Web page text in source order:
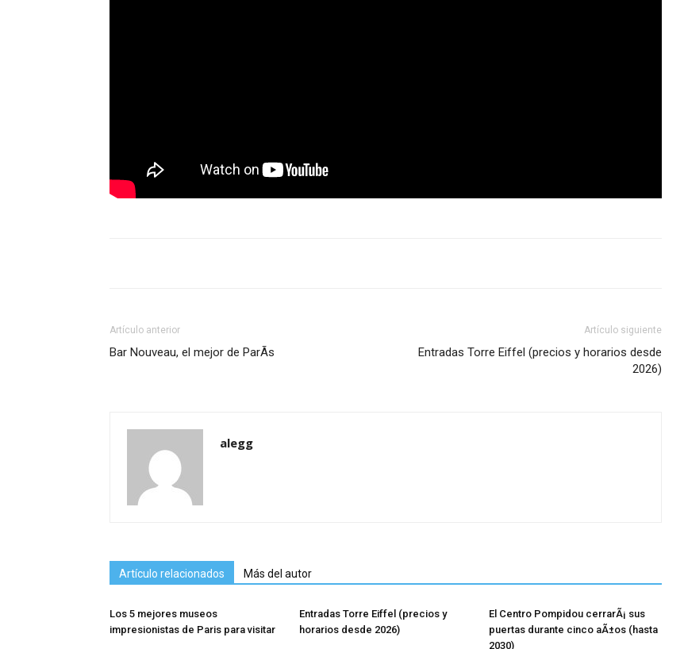
Artículo anterior
Bar Nouveau, el mejor de ParÃ­s
Artículo siguiente
Entradas Torre Eiffel (precios y horarios desde
2026)
alegg
Artículo relacionados Más del autor
Los 5 mejores museos
impresionistas de Pari­s para visitar
Entradas Torre Eiffel (precios y
horarios desde 2026)
El Centro Pompidou cerrarÃ¡ sus
puertas durante cinco aÃ±os (hasta
2030)